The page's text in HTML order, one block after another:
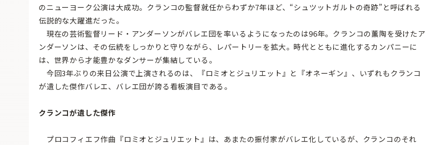
のニューヨーク公演は大成功。クランコの監督就任からわずか7年ほど、“シュツットガルトの奇跡”と呼ばれる
伝説的な大躍進だった。
現在の芸術監督リード・アンダーソンがバレエ団を率いるようになったのは96年。クランコの薫陶を受けたア
ンダーソンは、その伝統をしっかりと守りながら、レパートリーを拡大。時代とともに進化するカンパニーに
は、世界から才能豊かなダンサーが集結している。
今回3年ぶりの来日公演で上演されるのは、『ロミオとジュリエット』と『オネーギン』、いずれもクランコ
が遺した傑作バレエ、バレエ団が誇る看板演目である。
クランコが遺した傑作
プロコフィエフ作曲『ロミオとジュリエット』は、あまたの振付家がバレエ化しているが、クランコのそれ